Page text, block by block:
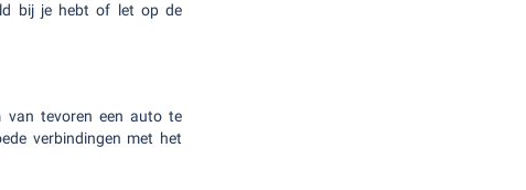
bij je hebt of let op de
van tevoren een auto te
verbindingen met het